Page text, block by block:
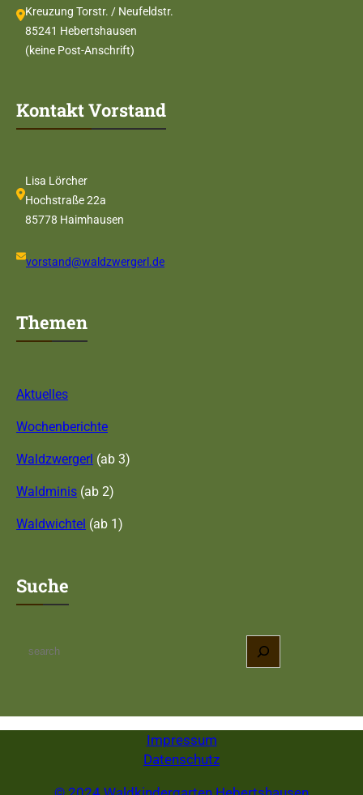
Kreuzung Torstr. / Neufeldstr.
85241 Hebertshausen
(keine Post-Anschrift)
Kontakt Vorstand
Lisa Lörcher
Hochstraße 22a
85778 Haimhausen
vorstand@waldzwergerl.de
Themen
Aktuelles
Wochenberichte
Waldzwergerl (ab 3)
Waldminis (ab 2)
Waldwichtel (ab 1)
Suche
c
Impressum
Datenschutz